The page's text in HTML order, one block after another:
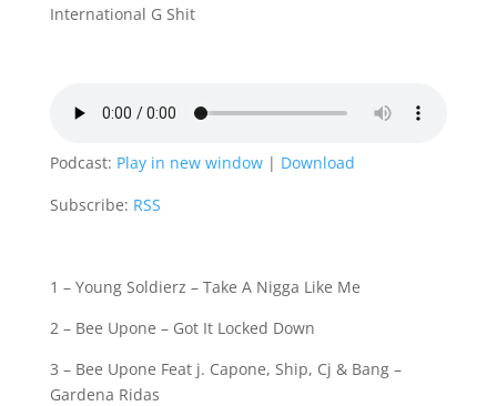
International G Shit
Podcast: Play in new window| Download
Subscribe: RSS
1 – Young Soldierz – Take A Nigga Like Me
2 – Bee Upone – Got It Locked Down
3 – Bee Upone Feat j. Capone, Ship, Cj & Bang –
Gardena Ridas